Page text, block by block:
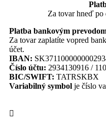
Za tovar hneď po
Platba bankovým
Za tovar zaplatíte vopred
účet.
IBAN:
Číslo účtu: 2934130916 /
BIC/SWIFT: TATRSKBX
Variabilný symbol je číslo